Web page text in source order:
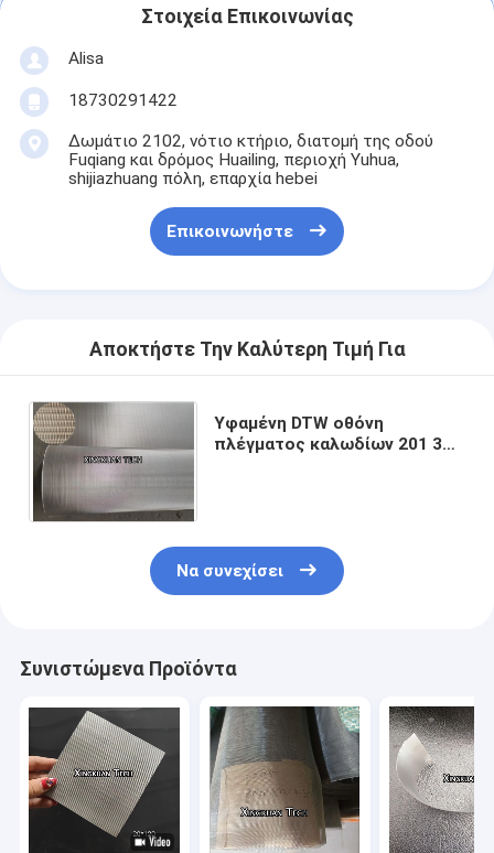
Στοιχεία Επικοινωνίας
Alisa
18730291422
Δωμάτιο 2102, νότιο κτήριο, διατομή της οδού
Fuqiang και δρόμος Huailing, περιοχή Yuhua,
shijiazhuang πόλη, επαρχία hebei
Επικοινωνήστε
Αποκτήστε Την Καλύτερη Τιμή Για
Υφαμένη DTW οθόνη
πλέγματος καλωδίων 201 304
Να συνεχίσει
Συνιστώμενα Προϊόντα